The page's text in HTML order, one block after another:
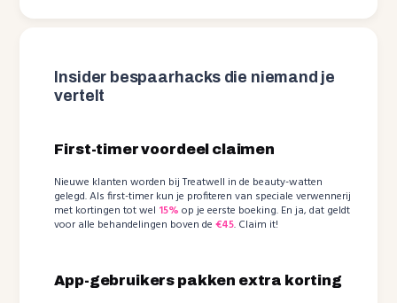
Insider bespaarhacks die niemand je
vertelt
First-timer voordeel claimen
Nieuwe klanten worden bij Treatwell in de beauty-watten
gelegd. Als first-timer kun je profiteren van speciale verwennerij
met kortingen tot wel 15% op je eerste boeking. En ja, dat geldt
voor alle behandelingen boven de€45. Claim it!
App-gebruikers pakken extra korting